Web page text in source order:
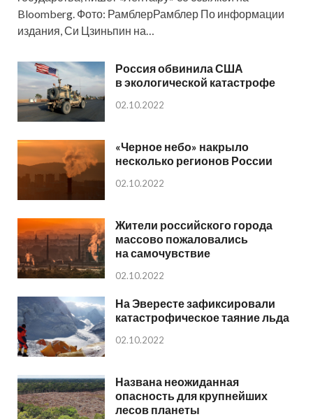
Bloomberg. Фото: РамблерРамблер По информации
издания, Си Цзиньпин на…
Россия обвинила США
в экологической катастрофе
02.10.2022
«Черное небо» накрыло
несколько регионов России
02.10.2022
Жители российского города
массово пожаловались
на самочувствие
02.10.2022
На Эвересте зафиксировали
катастрофическое таяние льда
02.10.2022
Названа неожиданная
опасность для крупнейших
лесов планеты